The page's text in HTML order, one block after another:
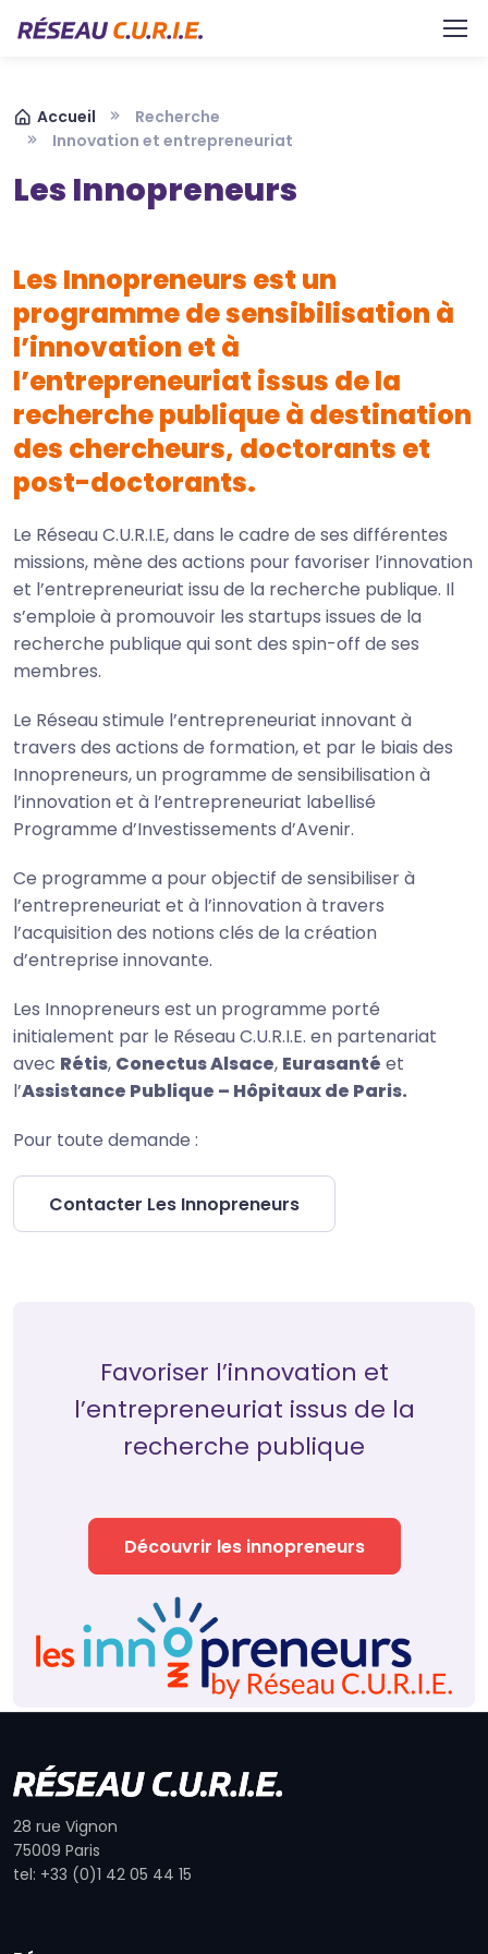
Aller au contenu principal
Accueil
Recherche
Innovation et entrepreneuriat
Les Innopreneurs
Les Innopreneurs est un
programme de sensibilisation à
l’innovation et à
l’entrepreneuriat issus de la
recherche publique à destination
des chercheurs, doctorants et
post-doctorants.
Le Réseau C.U.R.I.E, dans le cadre de ses différentes
missions, mène des actions pour favoriser l’innovation
et l’entrepreneuriat issu de la recherche publique. Il
s’emploie à promouvoir les startups issues de la
recherche publique qui sont des spin-off de ses
membres.
Le Réseau stimule l’entrepreneuriat innovant à
travers des actions de formation, et par le biais des
Innopreneurs, un programme de sensibilisation à
l’innovation et à l’entrepreneuriat labellisé
Programme d’Investissements d’Avenir.
Ce programme a pour objectif de sensibiliser à
l’entrepreneuriat et à l’innovation à travers
l’acquisition des notions clés de la création
d’entreprise innovante.
Les Innopreneurs est un programme porté
initialement par le Réseau C.U.R.I.E. en partenariat
avec Rétis, Conectus Alsace, Eurasanté et
l’Assistance Publique – Hôpitaux de Paris.
Pour toute demande :
Contacter Les Innopreneurs
Favoriser l’innovation et
l’entrepreneuriat issus de la
recherche publique
Découvrir les innopreneurs
28 rue Vignon
75009 Paris
tel: +33 (0)1 42 05 44 15
Panneau de gestion des cookies